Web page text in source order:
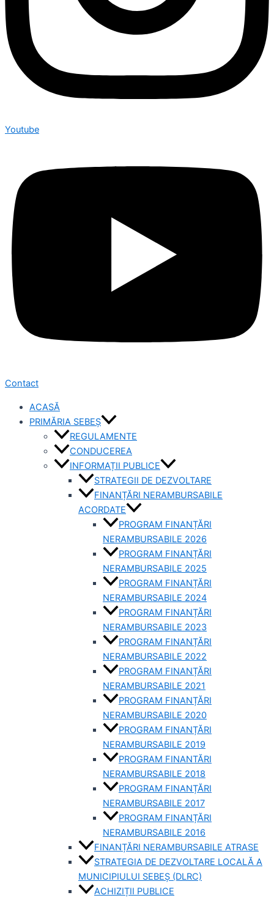
Youtube
Contact
ACASĂ
PRIMĂRIA SEBEȘ
REGULAMENTE
CONDUCEREA
INFORMAȚII PUBLICE
STRATEGII DE DEZVOLTARE
FINANȚĂRI NERAMBURSABILE
ACORDATE
PROGRAM FINANȚĂRI
NERAMBURSABILE 2026
PROGRAM FINANȚĂRI
NERAMBURSABILE 2025
PROGRAM FINANȚĂRI
NERAMBURSABILE 2024
PROGRAM FINANȚĂRI
NERAMBURSABILE 2023
PROGRAM FINANȚĂRI
NERAMBURSABILE 2022
PROGRAM FINANȚĂRI
NERAMBURSABILE 2021
PROGRAM FINANȚĂRI
NERAMBURSABILE 2020
PROGRAM FINANȚĂRI
NERAMBURSABILE 2019
PROGRAM FINANTĂRI
NERAMBURSABILE 2018
PROGRAM FINANȚĂRI
NERAMBURSABILE 2017
PROGRAM FINANȚĂRI
NERAMBURSABILE 2016
FINANȚĂRI NERAMBURSABILE ATRASE
STRATEGIA DE DEZVOLTARE LOCALĂ A
MUNICIPIULUI SEBEȘ (DLRC)
ACHIZIȚII PUBLICE